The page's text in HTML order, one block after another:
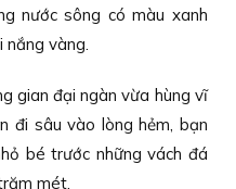
nước sông có màu xanh
nắng vàng.
gian đại ngàn vừa hùng vĩ
đi sâu vào lòng hẻm, bạn
bé trước những vách đá
mét.